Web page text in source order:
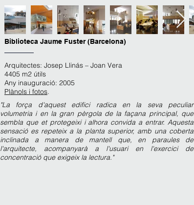
Biblioteca Jaume Fuster (Barcelona)
Arquitectes: Josep Llinás – Joan Vera
4405 m2 útils
Any inauguració: 2005
Plànols i fotos.
"La força d'aquest edifici radica en la seva peculiar
volumetria i en la gran pèrgola de la façana principal, que
sembla que et protegeixi i alhora convida a entrar. Aquesta
sensació es repeteix a la planta superior, amb una coberta
inclinada a manera de mantell que, en paraules de
l'arquitecte, acompanyarà a l'usuari en l'exercici de
concentració que exigeix la lectura."